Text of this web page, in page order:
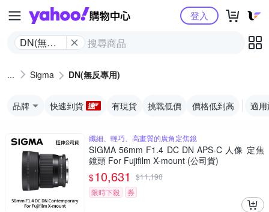
Yahoo購物中心
DN(無反
登入
Sigma DN(無反專用)
品牌 快速到貨 有現貨 挑戰低價 價格低到高 適
纖細、輕巧、高畫質的廣角定焦鏡
SIGMA 56mm F1.4 DC DN APS-C 人像 定焦
鏡頭 For Fujifilm X-mount (公司貨)
$10,631 $11,190
限時下殺
券